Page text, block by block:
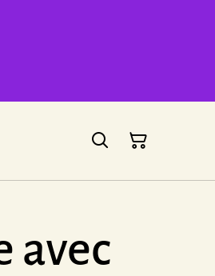
avec